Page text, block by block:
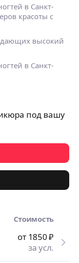
в Санкт-
красоты с
высокий
в Санкт-
под вашу
Стоимость
от 1850₽
за усл.